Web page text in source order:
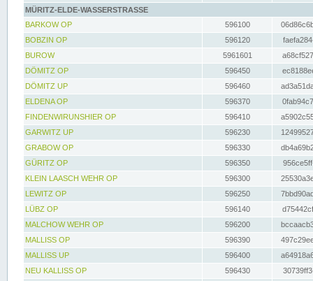
MÜRITZ-ELDE-WASSERSTRASSE
BARKOW OP
596100
BOBZIN OP
596120
BUROW
5961601
DÖMITZ OP
596450
DÖMITZ UP
596460
ELDENA OP
596370
FINDENWIRUNSHIER OP
596410
GARWITZ UP
596230
GRABOW OP
596330
GÜRITZ OP
596350
KLEIN LAASCH WEHR OP
596300
LEWITZ OP
596250
LÜBZ OP
596140
MALCHOW WEHR OP
596200
MALLISS OP
596390
MALLISS UP
596400
NEU KALLISS OP
596430